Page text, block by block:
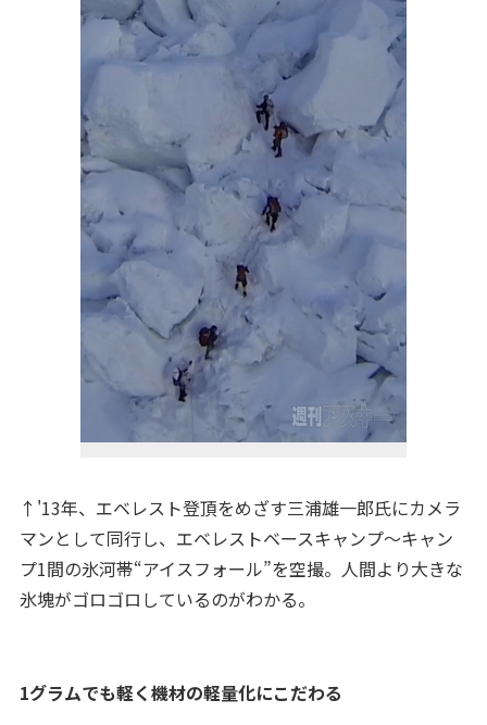
↑'13年、エベレスト登頂をめざす三浦雄一郎氏にカメラ
マンとして同行し、エベレストベースキャンプ～キャン
プ1間の氷河帯“アイスフォール”を空撮。人間より大きな
氷塊がゴロゴロしているのがわかる。
1グラムでも軽く機材の軽量化にこだわる